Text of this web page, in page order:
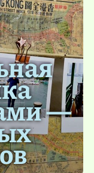
—